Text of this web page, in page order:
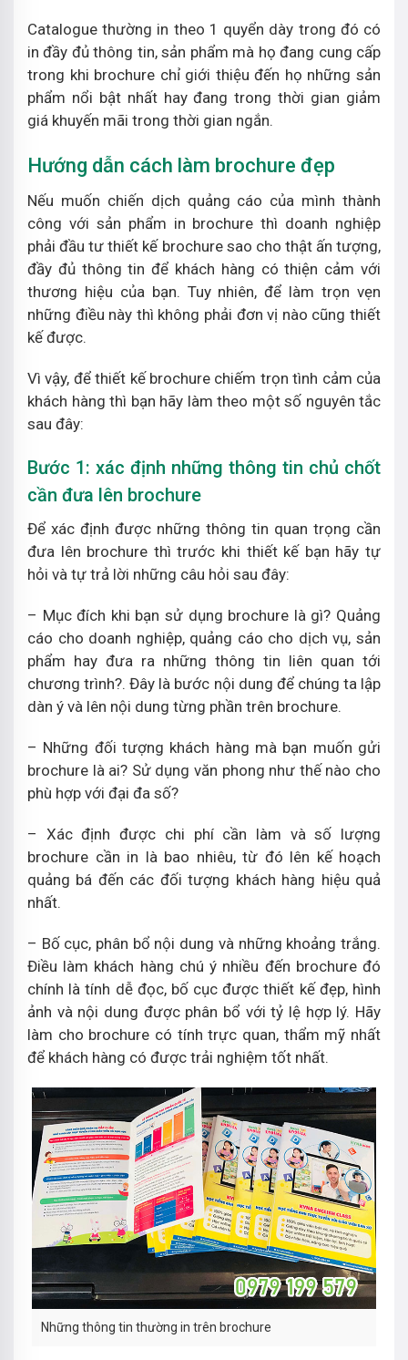
Catalogue thường in theo 1 quyển dày trong đó có
in đầy đủ thông tin, sản phẩm mà họ đang cung cấp
trong khi brochure chỉ giới thiệu đến họ những sản
phẩm nổi bật nhất hay đang trong thời gian giảm
giá khuyến mãi trong thời gian ngắn.
Hướng dẫn cách làm brochure đẹp
Nếu muốn chiến dịch quảng cáo của mình thành
công với sản phẩm in brochure thì doanh nghiệp
phải đầu tư thiết kế brochure sao cho thật ấn tượng,
đầy đủ thông tin để khách hàng có thiện cảm với
thương hiệu của bạn. Tuy nhiên, để làm trọn vẹn
những điều này thì không phải đơn vị nào cũng thiết
kế được.
Vì vậy, để thiết kế brochure chiếm trọn tình cảm của
khách hàng thì bạn hãy làm theo một số nguyên tắc
sau đây:
Bước 1: xác định những thông tin chủ chốt
cần đưa lên brochure
Để xác định được những thông tin quan trọng cần
đưa lên brochure thì trước khi thiết kế bạn hãy tự
hỏi và tự trả lời những câu hỏi sau đây:
– Mục đích khi bạn sử dụng brochure là gì? Quảng
cáo cho doanh nghiệp, quảng cáo cho dịch vụ, sản
phẩm hay đưa ra những thông tin liên quan tới
chương trình?. Đây là bước nội dung để chúng ta lập
dàn ý và lên nội dung từng phần trên brochure.
– Những đối tượng khách hàng mà bạn muốn gửi
brochure là ai? Sử dụng văn phong như thế nào cho
phù hợp với đại đa số?
– Xác định được chi phí cần làm và số lượng
brochure cần in là bao nhiêu, từ đó lên kế hoạch
quảng bá đến các đối tượng khách hàng hiệu quả
nhất.
– Bố cục, phân bổ nội dung và những khoảng trắng.
Điều làm khách hàng chú ý nhiều đến brochure đó
chính là tính dễ đọc, bố cục được thiết kế đẹp, hình
ảnh và nội dung được phân bổ với tỷ lệ hợp lý. Hãy
làm cho brochure có tính trực quan, thẩm mỹ nhất
để khách hàng có được trải nghiệm tốt nhất.
Những thông tin thường in trên brochure